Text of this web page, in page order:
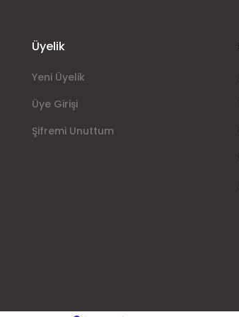
Üyelik
Yeni Üyelik
Üye Girişi
Şifremi Unuttum